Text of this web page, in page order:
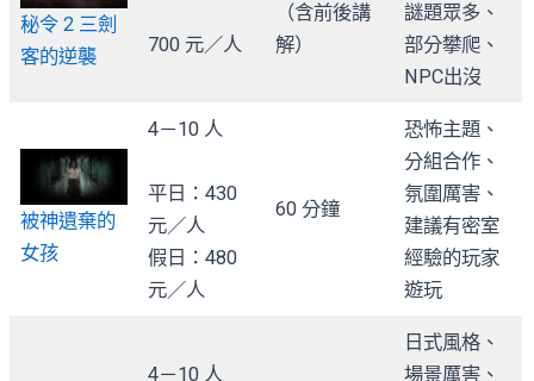
秘令 2 三劍
客的逆襲
700 元／人
（含前後講
解）
謎題眾多、
部分攀爬、
NPC出沒
被神遺棄的
女孩
4－10 人
平日：430
元／人
假日：480
元／人
60 分鐘
恐怖主題、
分組合作、
氛圍厲害、
建議有密室
經驗的玩家
遊玩
4－10 人
日式風格、
場景厲害、